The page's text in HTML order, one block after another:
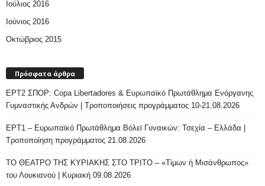
Ιούλιος 2016
Ιούνιος 2016
Οκτώβριος 2015
Πρόσφατα άρθρα
ΕΡΤ2 ΣΠΟΡ: Copa Libertadores & Ευρωπαϊκό Πρωτάθλημα Ενόργανης
Γυμναστικής Ανδρών | Τροποποιήσεις προγράμματος 10-21.08.2026
ΕΡΤ1 – Ευρωπαϊκό Πρωτάθλημα Βόλεϊ Γυναικών: Τσεχία – Ελλάδα |
Τροποποίηση προγράμματος 21.08.2026
ΤΟ ΘΕΑΤΡΟ ΤΗΣ ΚΥΡΙΑΚΗΣ ΣΤΟ ΤΡΙΤΟ – «Τίμων ή Μισάνθρωπος»
του Λουκιανού | Κυριακή 09.08.2026